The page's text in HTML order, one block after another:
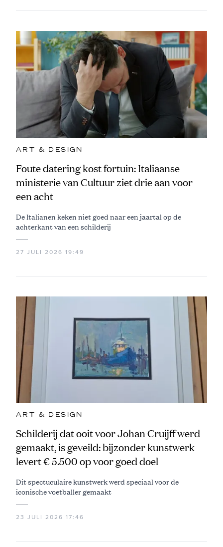
ART & DESIGN
Foute datering kost fortuin: Italiaanse
ministerie van Cultuur ziet drie aan voor
een acht
De Italianen keken niet goed naar een jaartal op de
achterkant van een schilderij
27 JULI 2026 19:49
ART & DESIGN
Schilderij dat ooit voor Johan Cruijff werd
gemaakt, is geveild: bijzonder kunstwerk
levert € 5.500 op voor goed doel
Dit spectuculaire kunstwerk werd speciaal voor de
iconische voetballer gemaakt
23 JULI 2026 17:46